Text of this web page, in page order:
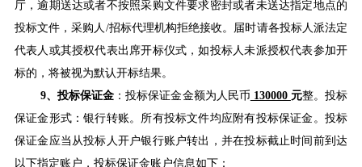
厅，逾期送达或者不按照采购文件要求密封或者未送达指定地点的
投标文件，采购人/招标代理机构拒绝接收。届时请各投标人派法定
代表人或其授权代表出席开标仪式，如投标人未派授权代表参加开
标的，将被视为默认开标结果。
9、投标保证金 ：投标保证金金额为人民币 130000 元整。投标
保证金形式：银行转账。所有投标文件均应附有投标保证金。投标
保证金应当从投标人开户银行账户转出，并在投标截止时间前到达
以下指定账户，投标保证金账户信息如下：